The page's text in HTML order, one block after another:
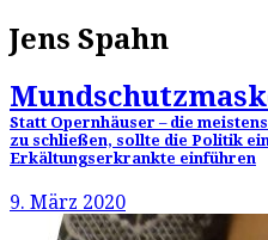
Jens Spahn
Statt Opernhäuser – die
zu schließen, sollte die Politik
Erkältungserkrankte einführen
9. März 2020